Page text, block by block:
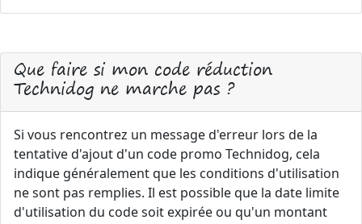
Que faire si mon code réduction
Technidog ne marche pas ?
Si vous rencontrez un message d'erreur lors de la
tentative d'ajout d'un code promo Technidog, cela
indique généralement que les conditions d'utilisation
ne sont pas remplies. Il est possible que la date limite
d'utilisation du code soit expirée ou qu'un montant